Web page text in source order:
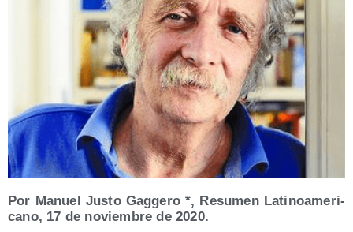
Por Manuel Jus­to Gag­ge­ro *, Resu­men Lati­no­ame­ri­
cano, 17 de noviem­bre de 2020.